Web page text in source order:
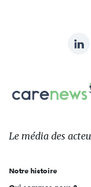
sur:
Carenews,
Le
des
l'engagement
Le média des
Notre histoire